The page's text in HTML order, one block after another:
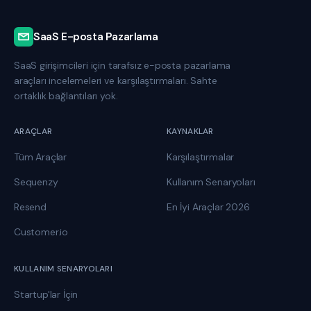
SaaS E-posta Pazarlama
SaaS girişimcileri için tarafsız e-posta pazarlama
araçları incelemeleri ve karşılaştırmaları. Sahte
ortaklık bağlantıları yok.
ARAÇLAR
Tüm Araçlar
Sequenzy
Resend
Customer.io
KAYNAKLAR
Karşılaştırmalar
Kullanım Senaryoları
En İyi Araçlar 2026
KULLANIM SENARYOLARI
Startup'lar İçin